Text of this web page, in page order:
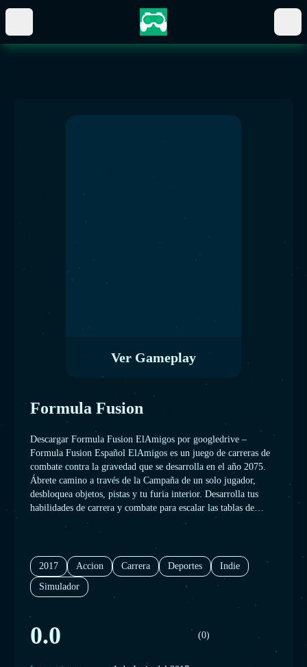
Ver Gameplay
Formula Fusion
Descargar Formula Fusion ElAmigos por googledrive –
Formula Fusion Español ElAmigos es un juego de carreras de
combate contra la gravedad que se desarrolla en el año 2075.
Ábrete camino a través de la Campaña de un solo jugador,
desbloquea objetos, pistas y tu furia interior. Desarrolla tus
habilidades de carrera y combate para escalar las tablas de
clasificación. Formula Fusion Español ElAmigos.
2017 Accion Carrera Deportes
Indie
Simulador
0.0 (0)